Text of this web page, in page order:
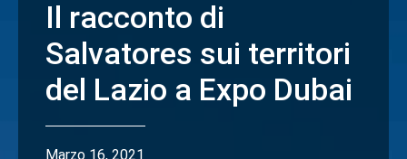
Il racconto di
Salvatores sui territori
del Lazio a Expo Dubai
Marzo 16, 2021